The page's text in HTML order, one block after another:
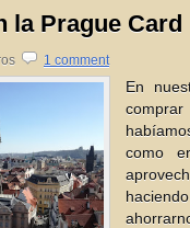
la Prague Card
1 comment
En
como